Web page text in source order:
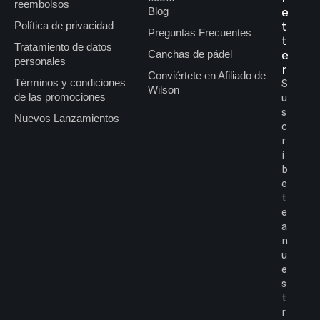
reembolsos
Política de privacidad
Tratamiento de datos
personales
Términos y condiciones
de las promociones
Nuevos Lanzamientos
Blog
Preguntas Frecuentes
Canchas de pádel
Conviértete en Afiliado de
Wilson
e
t
t
e
r
S
u
s
c
r
í
b
e
t
e
a
n
u
e
s
t
r